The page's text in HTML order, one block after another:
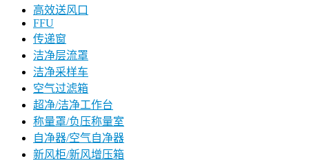
高效送风口
FFU
传递窗
洁净层流罩
洁净采样车
空气过滤箱
超净/洁净工作台
称量罩/负压称量室
自净器/空气自净器
新风柜/新风增压箱